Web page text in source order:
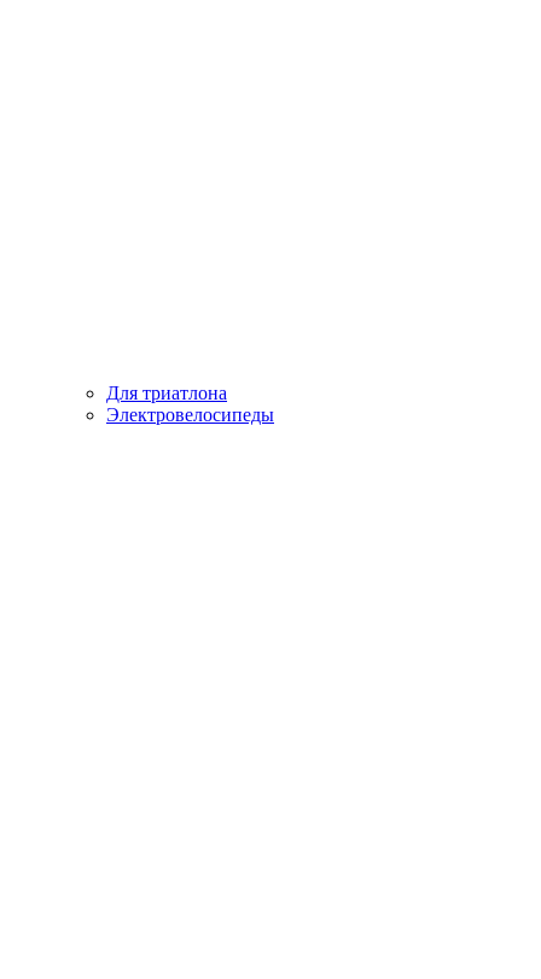
Для триатлона
Электровелосипеды